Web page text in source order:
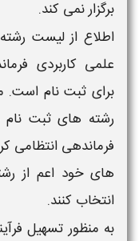
برگزار نمی کند.
اطلاع ازلیست رشته
علمی کاربردی
برایثبت نام است.
رشته های ثبت نام
فرماندهی انتظامی
های خود اعم از
انتخاب کنند.
به منظور تسهیل